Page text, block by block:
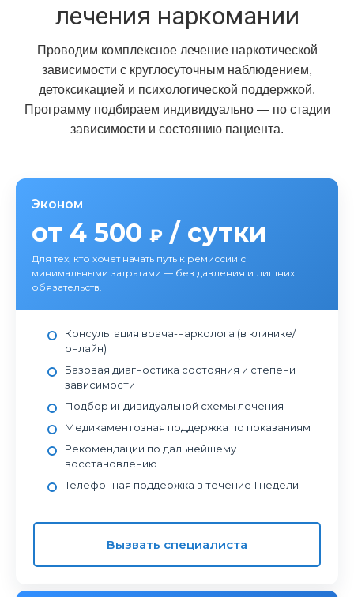
лечения наркомании
Проводим комплексное лечение наркотической
зависимости с круглосуточным наблюдением,
детоксикацией и психологической поддержкой.
Программу подбираем индивидуально — по стадии
зависимости и состоянию пациента.
Эконом
от 4 500 ₽ / сутки
Для тех, кто хочет начать путь к ремиссии с
минимальными затратами — без давления и лишних
обязательств.
Консультация врача-нарколога (в клинике/
онлайн)
Базовая диагностика состояния и степени
зависимости
Подбор индивидуальной схемы лечения
Медикаментозная поддержка по показаниям
Рекомендации по дальнейшему
восстановлению
Телефонная поддержка в течение 1 недели
Вызвать специалиста